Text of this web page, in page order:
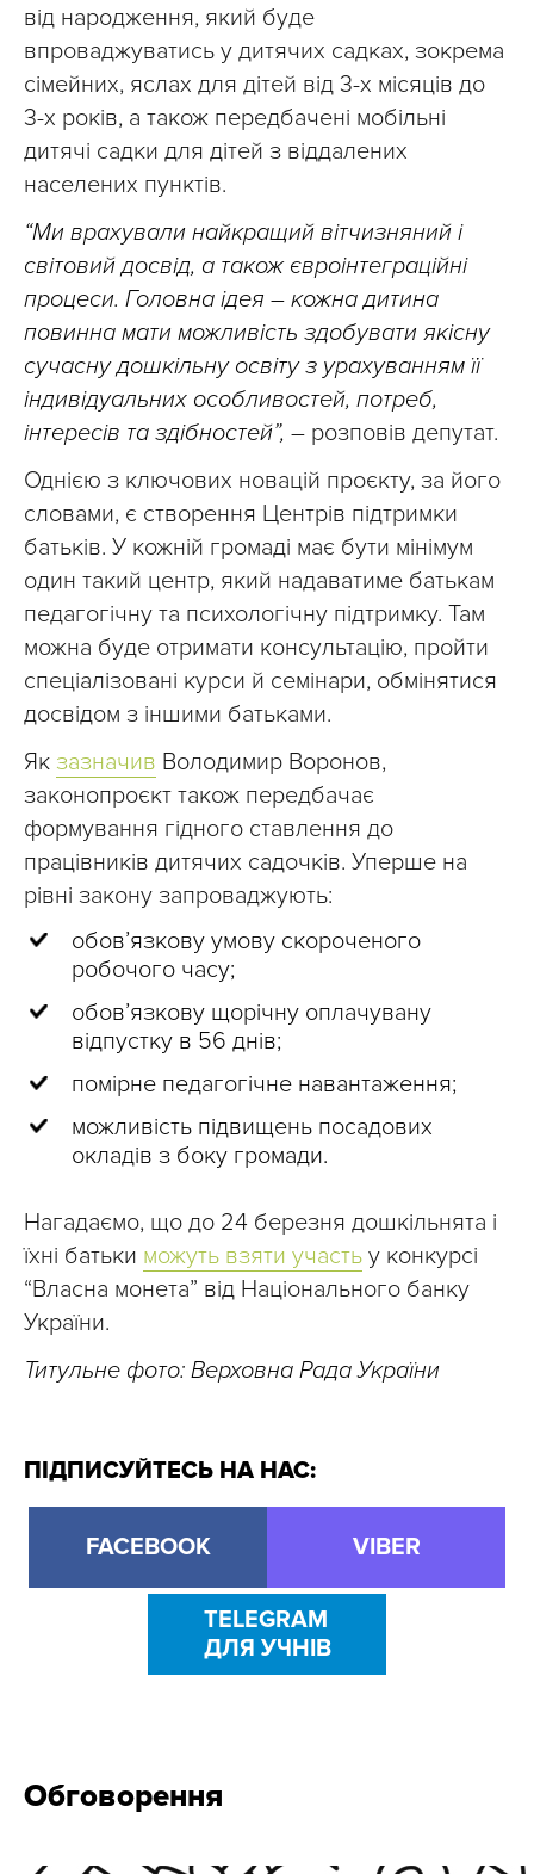
від народження, який буде
впроваджуватись у дитячих садках, зокрема
сімейних, яслах для дітей від 3-х місяців до
3-х років, а також передбачені мобільні
дитячі садки для дітей з віддалених
населених пунктів.
“Ми врахували найкращий вітчизняний і
світовий досвід, а також євроінтеграційні
процеси. Головна ідея – кожна дитина
повинна мати можливість здобувати якісну
сучасну дошкільну освіту з урахуванням її
індивідуальних особливостей, потреб,
інтересів та здібностей”, – розповів депутат.
Однією з ключових новацій проєкту, за його
словами, є створення Центрів підтримки
батьків. У кожній громаді має бути мінімум
один такий центр, який надаватиме батькам
педагогічну та психологічну підтримку. Там
можна буде отримати консультацію, пройти
спеціалізовані курси й семінари, обмінятися
досвідом з іншими батьками.
Як зазначив Володимир Воронов,
законопроєкт також передбачає
формування гідного ставлення до
працівників дитячих садочків. Уперше на
рівні закону запроваджують:
обов’язкову умову скороченого
робочого часу;
обов’язкову щорічну оплачувану
відпустку в 56 днів;
помірне педагогічне навантаження;
можливість підвищень посадових
окладів з боку громади.
Нагадаємо, що до 24 березня дошкільнята і
їхні батьки можуть взяти участь у конкурсі
“Власна монета” від Національного банку
України.
Титульне фото: Верховна Рада України
ПІДПИСУЙТЕСЬ НА НАС:
FACEBOOK VIBER
TELEGRAM
ДЛЯ УЧНІВ
Обговорення